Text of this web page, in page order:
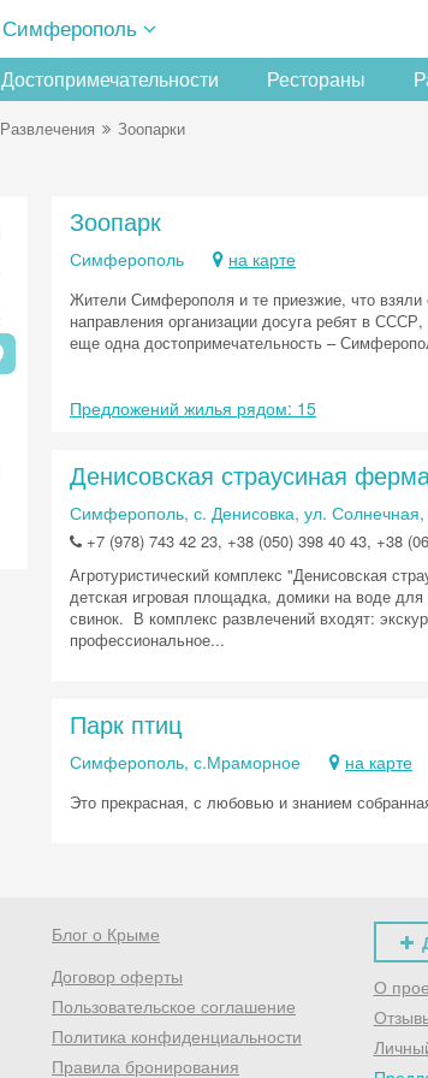
Симферополь
Достопримечательности Рестораны
Развлечения Зоопарки
Зоопарк
Симферополь на карте
Жители Симферополя и те приезжие, что
направления организации досуга ребят в
еще одна достопримечательность –
Предложений жилья рядом: 15
Денисовская страусиная
Симферополь, с. Денисовка, ул.
+7 (978) 743 42 23, +38 (050) 398 40 43, +38
Агротуристический комплекс "Денисовская
детская игровая площадка, домики на воде
свинок. В комплекс развлечений входят:
профессиональное...
Парк птиц
Симферополь, с.Мраморное на карте
Это прекрасная, с любовью и знанием
Блог о Крыме
Договор оферты
Пользовательское соглашение
Политика конфиденциальности
Правила бронирования
О
Скидка
Хочешь
первое